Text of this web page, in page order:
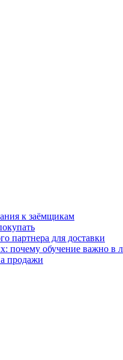
к заёмщикам
партнера для доставки
почему обучение важно в
продажи